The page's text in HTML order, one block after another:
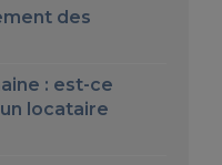
des
: est-ce
locataire